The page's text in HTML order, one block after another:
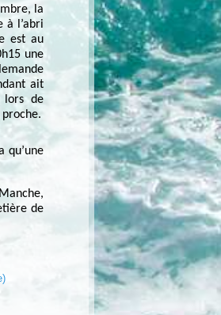
la
à l’abri
est au
une
ait
lors de
qu’une
de